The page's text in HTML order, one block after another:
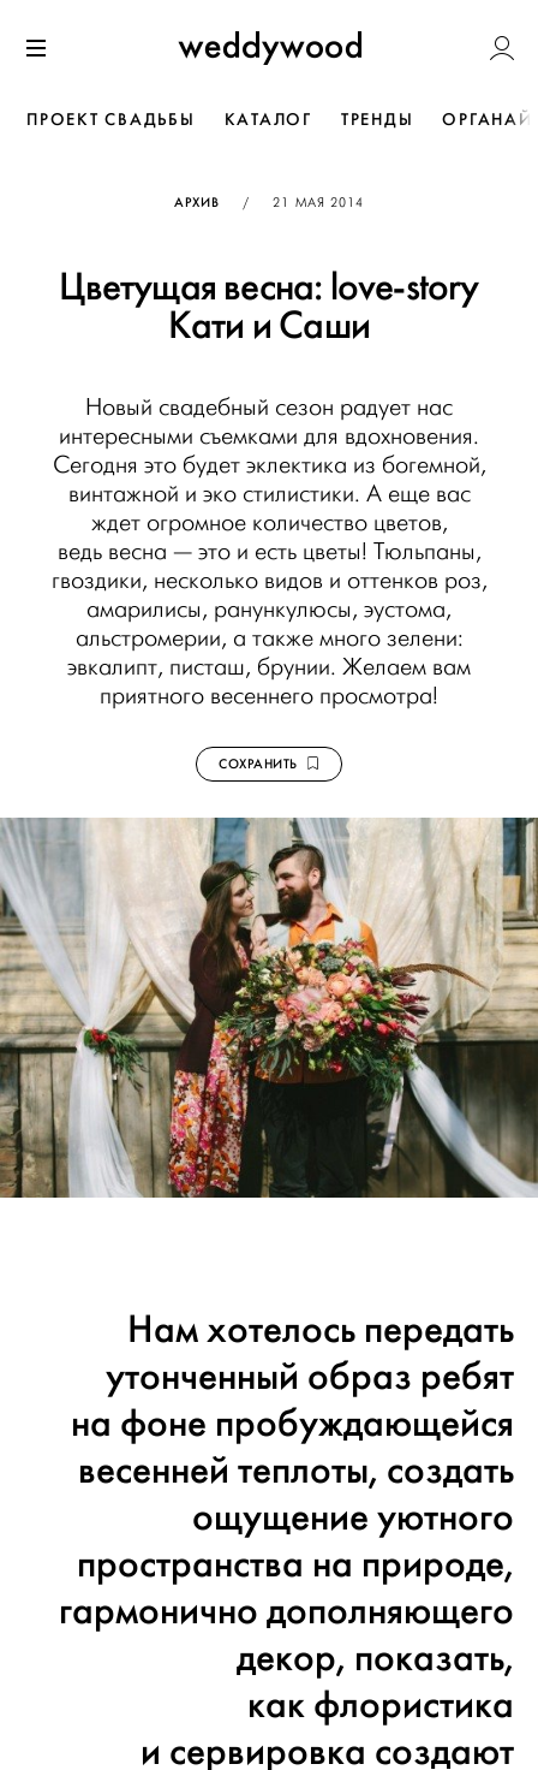
к содержанию
Weddywood
ПРОЕКТ СВАДЬБЫ КАТАЛОГ ТРЕНДЫ
АРХИВ / ОПУБЛИКОВАНО
21 МАЯ 2014
Цветущая весна: love-story
Кати и Саши
Новый свадебный сезон радует нас
интересными съемками для вдохновения.
Сегодня это будет эклектика из богемной,
винтажной и эко стилистики. А еще вас
ждет огромное количество цветов,
ведь весна — это и есть цветы! Тюльпаны,
гвоздики, несколько видов и оттенков роз,
амарилисы, ранункулюсы, эустома,
альстромерии, а также много зелени:
эвкалипт, писташ, брунии. Желаем вам
приятного весеннего просмотра!
СОХРАНИТЬ
Нам хотелось передать
утонченный образ ребят
на фоне пробуждающейся
весенней теплоты, создать
ощущение уютного
пространства на природе,
гармонично дополняющего
декор, показать,
как флористика
и сервировка создают